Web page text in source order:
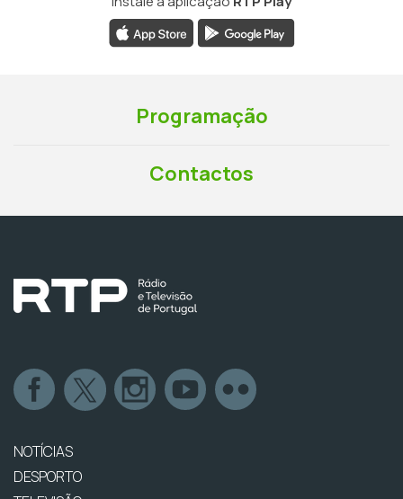
Programação
Contactos
NOTÍCIAS
DESPORTO